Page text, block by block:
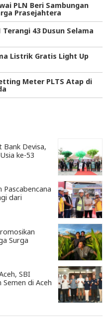
PLN Beri Sambungan
Prasejahtera
43 Dusun Selama
Listrik Gratis Light Up
Meter PLTS Atap di
Bank Devisa,
ke-53
Pascabencana
dari
Surga
SBI
di Aceh